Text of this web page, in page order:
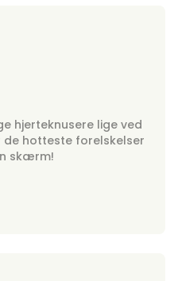
hjerteknusere lige ved
de hotteste forelskelser
skærm!